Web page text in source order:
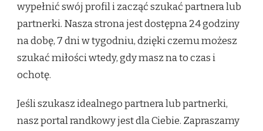
wypełnić swój profil i zacząć szukać partnera lub
partnerki. Nasza strona jest dostępna 24 godziny
na dobę, 7 dni w tygodniu, dzięki czemu możesz
szukać miłości wtedy, gdy masz na to czas i
ochotę.
Jeśli szukasz idealnego partnera lub partnerki,
nasz portal randkowy jest dla Ciebie. Zapraszamy